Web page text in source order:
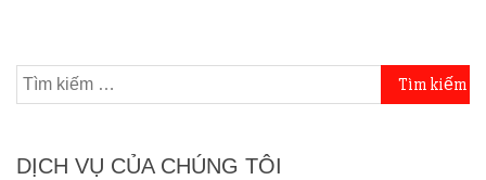
Tìm
kiếm
DỊCH VỤ CỦA CHÚNG TÔI